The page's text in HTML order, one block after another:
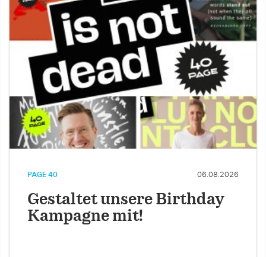
PAGE 40 06.08.2026
Gestaltet unsere Birthday
Kampagne mit!